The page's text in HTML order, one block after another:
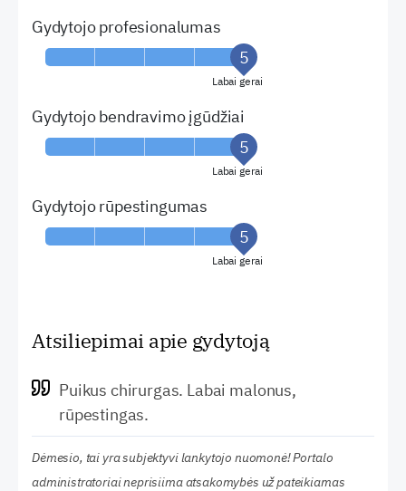
Gydytojo profesionalumas
Labai gerai
Gydytojo bendravimo įgūdžiai
Labai gerai
Gydytojo rūpestingumas
Labai gerai
Atsiliepimai apie gydytoją
Puikus chirurgas. Labai malonus,
rūpestingas.
Dėmesio, tai yra subjektyvi lankytojo nuomonė! Portalo
administratoriai neprisiima atsakomybės už pateikiamas